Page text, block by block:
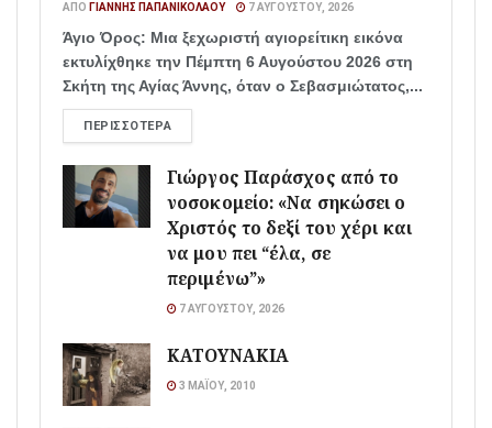
ΑΠΌ ΓΙΆΝΝΗΣ ΠΑΠΑΝΙΚΟΛΆΟΥ 7 ΑΥΓΟΎΣΤΟΥ, 2026
Άγιο Όρος: Μια ξεχωριστή αγιορείτικη εικόνα
εκτυλίχθηκε την Πέμπτη 6 Αυγούστου 2026 στη
Σκήτη της Αγίας Άννης, όταν ο Σεβασμιώτατος,...
ΠΕΡΙΣΣΌΤΕΡΑ
Γιώργος Παράσχος από το
νοσοκομείο: «Να σηκώσει ο
Χριστός το δεξί του χέρι και
να μου πει “έλα, σε
περιμένω”»
7 ΑΥΓΟΎΣΤΟΥ, 2026
ΚΑΤΟΥΝΑΚΙΑ
3 ΜΑΪ́ΟΥ, 2010